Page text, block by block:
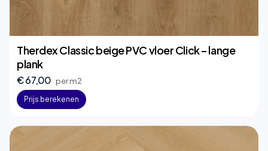
Therdex Classic beige PVC vloer Click – lange
plank
€ 67,00 per m2
Prijs berekenen